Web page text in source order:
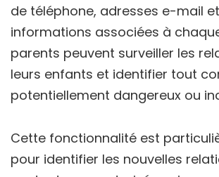
de téléphone, adresses e-mail
informations associées à
parents peuvent surveiller les
leurs enfants et identifier tout
potentiellement dangereux ou
Cette fonctionnalité est
pour identifier les nouvelles